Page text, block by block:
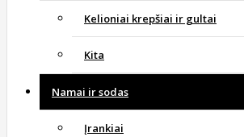
Kelioniai krepšiai ir gultai
Kita
Namai ir sodas
Įrankiai